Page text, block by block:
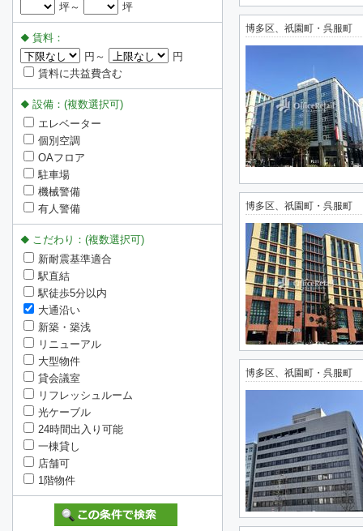
博多区、祇園町・呉服町
博多区、祇園町・呉服町
博多区、祇園町・呉服町
坪～
坪
賃料：
円～
円
賃料に共益費含む
設備：(複数選択可)
エレベーター
個別空調
OAフロア
駐車場
機械警備
有人警備
こだわり：(複数選択可)
新耐震基準適合
駅直結
駅徒歩5分以内
大通沿い
新築・築浅
リニューアル
大型物件
貸会議室
リフレッシュルーム
光ケーブル
24時間出入り可能
一棟貸し
店舗可
1階物件